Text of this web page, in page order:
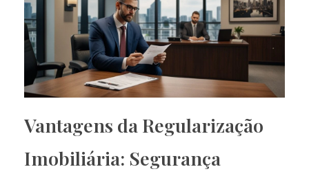
Vantagens da Regularização
Imobiliária: Segurança